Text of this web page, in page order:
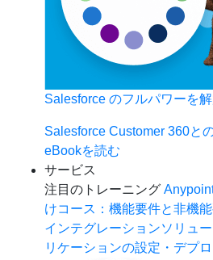
Salesforce のフルパワーを
Salesforce Customer 360と
eBookを読む
サービス
注目のトレーニング
けコース：機能要件と非機
インテグレーションソリュ
リケーションの設定・デプ